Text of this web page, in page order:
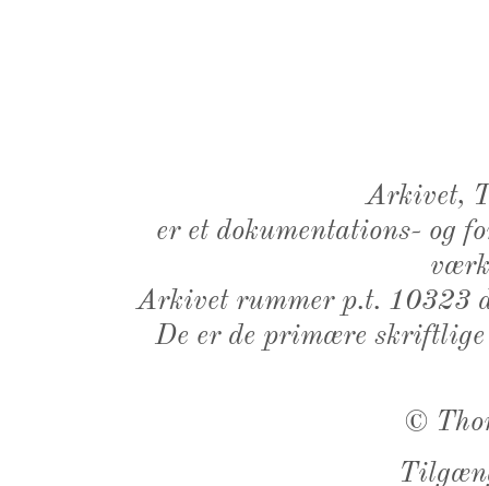
Arkivet,
er et dokumentations- og
Arkivet rummer p.t. 10323
De er de primære
©